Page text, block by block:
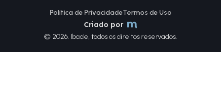
© 2026. Ibade, todos os direitos reservados.
Política de PrivacidadeTermos de Uso
Criado por